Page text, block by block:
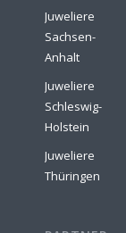
Juweliere
Sachsen-
Anhalt
Juweliere
Schleswig-
Holstein
Juweliere
Thüringen